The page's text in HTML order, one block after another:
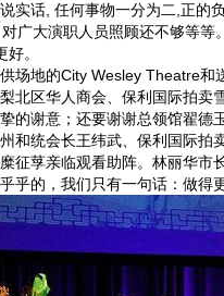
话, 任何事物一分为二,正的
广大演职人员照顾还不够等
。
地的City Wesley Theatre和
北区华人商会、保利国际拍卖
的谢意；还要谢谢总领馆翟德
和统会长王纬武、保利国际拍
征莩亲临观看助阵。林丽华市
乎的，我们只有一句话：做得